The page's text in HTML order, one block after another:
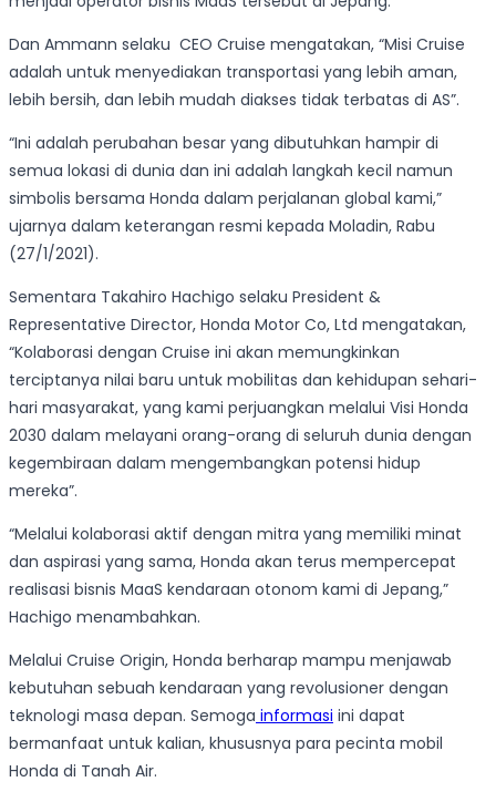
Dan Ammann selaku CEO Cruise mengatakan, “Misi Cruise
adalah untuk menyediakan transportasi yang lebih aman,
lebih bersih, dan lebih mudah diakses tidak terbatas di AS”.
“Ini adalah perubahan besar yang dibutuhkan hampir di
semua lokasi di dunia dan ini adalah langkah kecil namun
simbolis bersama Honda dalam perjalanan global kami,”
ujarnya dalam keterangan resmi kepada Moladin, Rabu
(27/1/2021).
Sementara Takahiro Hachigo selaku President &
Representative Director, Honda Motor Co, Ltd mengatakan,
“Kolaborasi dengan Cruise ini akan memungkinkan
terciptanya nilai baru untuk mobilitas dan kehidupan sehari-
hari masyarakat, yang kami perjuangkan melalui Visi Honda
2030 dalam melayani orang-orang di seluruh dunia dengan
kegembiraan dalam mengembangkan potensi hidup
mereka”.
“Melalui kolaborasi aktif dengan mitra yang memiliki minat
dan aspirasi yang sama, Honda akan terus mempercepat
realisasi bisnis MaaS kendaraan otonom kami di Jepang,”
Hachigo menambahkan.
Melalui Cruise Origin, Honda berharap mampu menjawab
kebutuhan sebuah kendaraan yang revolusioner dengan
teknologi masa depan. Semoga informasi ini dapat
bermanfaat untuk kalian, khususnya para pecinta mobil
Honda di Tanah Air.